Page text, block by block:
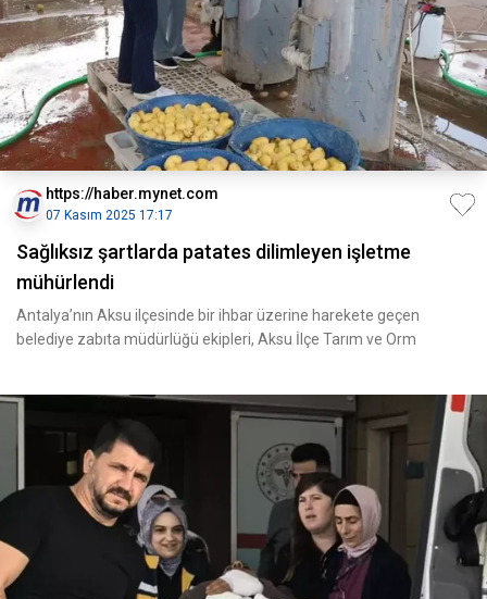
https://haber.mynet.com
07 Kasım 2025 17:17
Sağlıksız şartlarda patates dilimleyen işletme
mühürlendi
Antalya’nın Aksu ilçesinde bir ihbar üzerine harekete geçen
belediye zabıta müdürlüğü ekipleri, Aksu İlçe Tarım ve Orm